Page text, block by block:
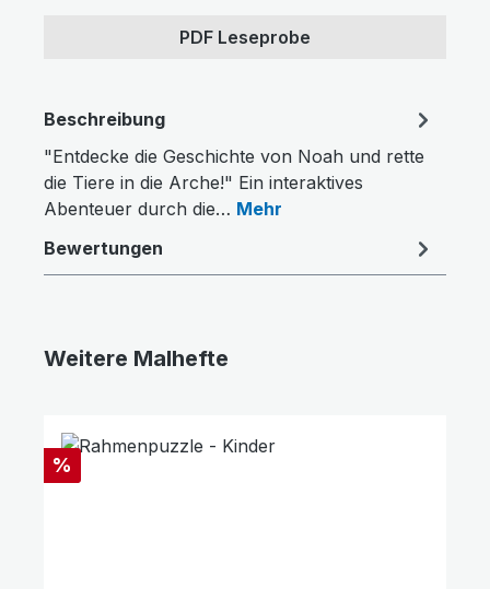
PDF Leseprobe
Beschreibung
"Entdecke die Geschichte von Noah und rette
die Tiere in die Arche!" Ein interaktives
Abenteuer durch die… Mehr
Bewertungen
Weitere Malhefte
Rabatt
%